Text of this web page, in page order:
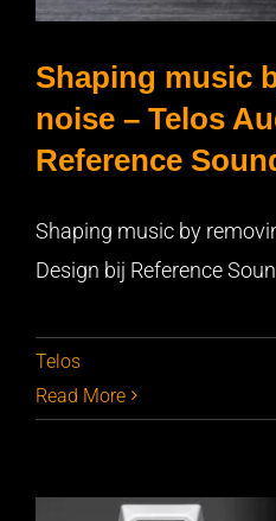
Shaping music
noise – Telos
Reference
Shaping music by
Design bij Reference
Telos
Read More